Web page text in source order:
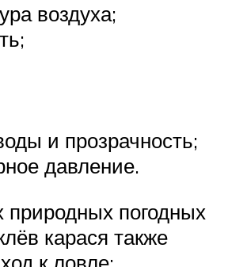
воздуха;
и прозрачность;
давление.
погодных
карася также